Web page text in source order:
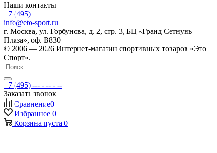
Наши контакты
+7 (495) --- - -- - --
info@eto-sport.ru
г. Москва, ул. Горбунова, д. 2, стр. 3, БЦ «Гранд Сетнунь
Плаза», оф. В830
© 2006 — 2026 Интернет-магазин спортивных товаров «Это
Спорт».
+7 (495) --- - -- - --
Заказать звонок
Сравнение0
Избранное 0
Корзина пуста 0